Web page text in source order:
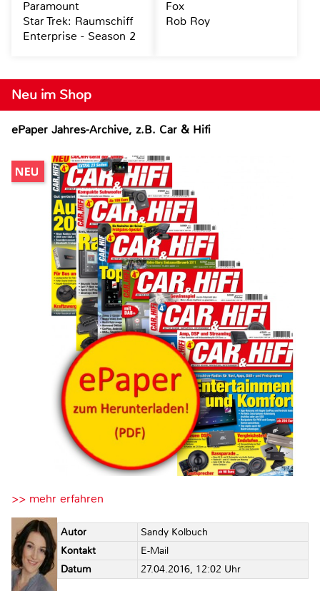
Neu im Shop
ePaper Jahres-Archive, z.B. Car & Hifi
>> mehr erfahren
Autor
Sandy Kolbuch
Kontakt
E-Mail
Datum
27.04.2016, 12:02 Uhr
Paramount
Star Trek: Raumschiff
Enterprise - Season 2
Fox
Rob Roy